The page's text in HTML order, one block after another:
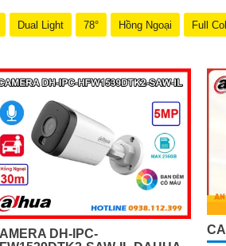
Dual Light 78° Hồng Ngoại Full
DH-IPC-